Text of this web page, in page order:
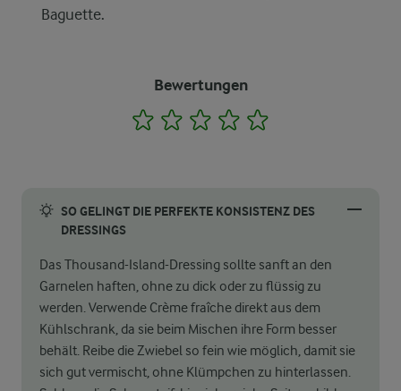
Baguette.
Bewertungen
1 2 3 4
SO GELINGT DIE PERFEKTE KONSISTENZ DES
DRESSINGS
Das Thousand-Island-Dressing sollte sanft an den
Garnelen haften, ohne zu dick oder zu flüssig zu
werden. Verwende Crème fraîche direkt aus dem
Kühlschrank, da sie beim Mischen ihre Form besser
behält. Reibe die Zwiebel so fein wie möglich, damit sie
sich gut vermischt, ohne Klümpchen zu hinterlassen.